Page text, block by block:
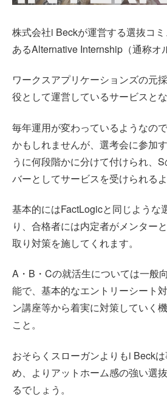
株式会社i Beckが運営する選抜コ
あるAlternative Internship（通称オ
ワークスアプリケーションズの元
役として運営しているサービスとな
毎年運用が変わっているようなの
かもしれませんが、選考会に参加
うに何段階かに分けて付けられ、
バーとしてサービスを受けられるよ
基本的にはFactLogicと同じような
り、合格者には内定者がメンター
取り対策を施してくれます。
A・B・Cの就活生については一般
能で、基本的なエントリーシート
ン講座等から着実に対策していく
こと。
おそらくスローガンよりもi Beck
め、よりアットホーム感の強い選
るでしょう。